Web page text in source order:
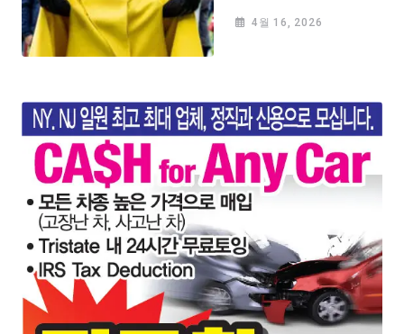
4월 16, 2026